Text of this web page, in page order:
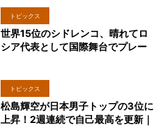
トピックス
世界15位のシドレンコ、晴れてロ
シア代表として国際舞台でプレー
トピックス
松島輝空が日本男子トップの3位に
上昇！2週連続で自己最高を更新｜